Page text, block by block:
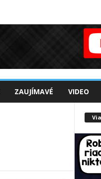
ZAUJÍMAVÉ VIDEO